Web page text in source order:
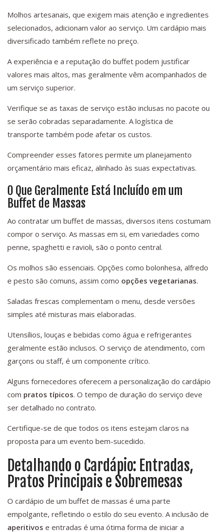
Molhos artesanais, que exigem mais atenção e ingredientes
selecionados, adicionam valor ao serviço. Um cardápio mais
diversificado também reflete no preço.
A experiência e a reputação do buffet podem justificar
valores mais altos, mas geralmente vêm acompanhados de
um serviço superior.
Verifique se as taxas de serviço estão inclusas no pacote ou
se serão cobradas separadamente. A logística de
transporte também pode afetar os custos.
Compreender esses fatores permite um planejamento
orçamentário mais eficaz, alinhado às suas expectativas.
O Que Geralmente Está Incluído em um
Buffet de Massas
Ao contratar um buffet de massas, diversos itens costumam
compor o serviço. As massas em si, em variedades como
penne, spaghetti e ravioli, são o ponto central.
Os molhos são essenciais. Opções como bolonhesa, alfredo
e pesto são comuns, assim como opções vegetarianas.
Saladas frescas complementam o menu, desde versões
simples até misturas mais elaboradas.
Utensílios, louças e bebidas como água e refrigerantes
geralmente estão inclusos. O serviço de atendimento, com
garçons ou staff, é um componente crítico.
Alguns fornecedores oferecem a personalização do cardápio
com pratos típicos. O tempo de duração do serviço deve
ser detalhado no contrato.
Certifique-se de que todos os itens estejam claros na
proposta para um evento bem-sucedido.
Detalhando o Cardápio: Entradas,
Pratos Principais e Sobremesas
O cardápio de um buffet de massas é uma parte
empolgante, refletindo o estilo do seu evento. A inclusão de
aperitivos e entradas é uma ótima forma de iniciar a